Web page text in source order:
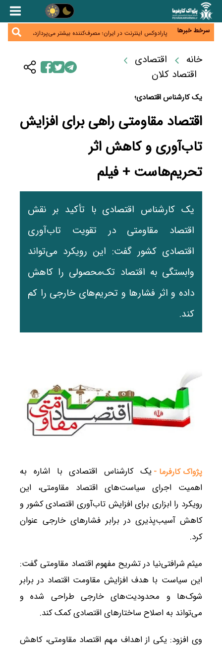
سرخط خبرها
زائران اربعین نگران ارز باقی‌مانده نباشند؛ خرید دینار در
جنگ کریدورها وارد فاز جدید شد؛ سرمایه‌گذاری ۳۴۵
پارادوکس اینترنت در ایران؛ مصرف‌کننده بیشتر می‌پردازد،
شبکه کمتر توسعه می‌یابد
جدید سیاست‌های مالیاتی در حمایت از تولید
معمای تأمین ۸۰ همت معوقات بازنشستگان؛ بانک رفاه
وارد میدان شد
خانه
اقتصادی
اقتصاد کلان
یک کارشناس اقتصادی؛
اقتصاد مقاومتی راهی برای افزایش
تاب‌آوری و کاهش اثر
تحریم‌هاست + فیلم
یک کارشناس اقتصادی با تأکید بر نقش
اقتصاد مقاومتی در تقویت تاب‌آوری
اقتصادی کشور گفت: این رویکرد می‌تواند
وابستگی به اقتصاد تک‌محصولی را کاهش
داده و اثر فشارها و تحریم‌های خارجی را کم
کند.
پژواک کارفرما - یک کارشناس اقتصادی با اشاره به
اهمیت اجرای سیاست‌های اقتصاد مقاومتی، این
رویکرد را ابزاری برای افزایش تاب‌آوری اقتصادی کشور و
کاهش آسیب‌پذیری در برابر فشارهای خارجی عنوان
کرد.
میثم شرافتی‌نیا در تشریح مفهوم اقتصاد مقاومتی گفت:
این سیاست با هدف افزایش مقاومت اقتصاد در برابر
شوک‌ها و محدودیت‌های خارجی طراحی شده و
می‌تواند به اصلاح ساختارهای اقتصادی کمک کند.
وی افزود: یکی از اهداف مهم اقتصاد مقاومتی، کاهش